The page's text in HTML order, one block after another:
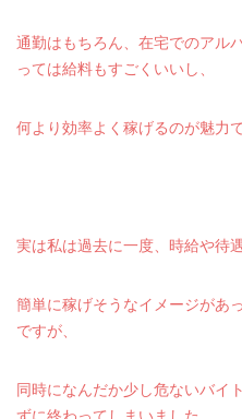
通勤はもちろん、在宅でのアル
っては給料もすごくいいし、
何より効率よく稼げるのが魅力
実は私は過去に一度、時給や待
簡単に稼げそうなイメージがあ
ですが、
同時になんだか少し危ないバイ